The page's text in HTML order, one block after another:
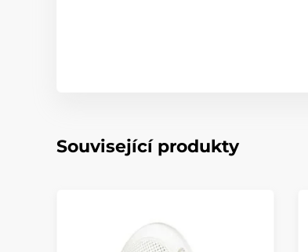
Související produkty